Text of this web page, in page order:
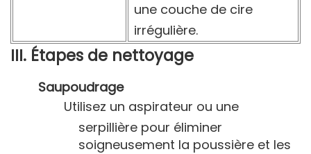
une couche de cire
irrégulière.
III. Étapes de nettoyage
Saupoudrage
Utilisez un aspirateur ou une
serpillière pour éliminer
soigneusement la poussière et les